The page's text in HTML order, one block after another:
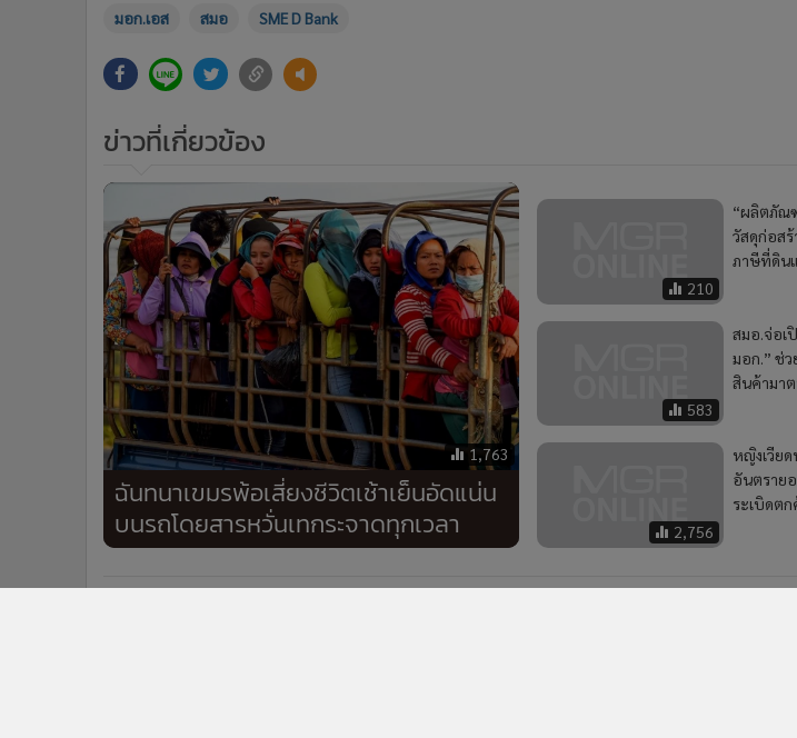
มอก.เอส สมอ SME D Bank
ข่าวที่เกี่ยวข้อง
1,763
ฉันทนาเขมรพ้อเสี่ยงชีวิตเช้าเย็นอัดแน่น
บนรถโดยสารหวั่นเทกระจาดทุกเวลา
210
“ผลิตภัณ
วัสดุก่อส
ภาษีที่ดิน
583
สมอ.จ่อเ
มอก.” ช่
สินค้ามา
2,756
หญิงเวีย
อันตราย
ระเบิดตก